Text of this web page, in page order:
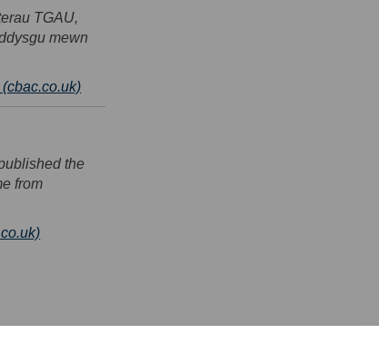
TGAU,
mewn
(External link)
the
from
(External link)